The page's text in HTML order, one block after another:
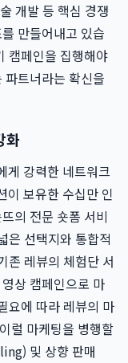
개발 등 핵심 경쟁
만들어내고 있습
캠페인을 집행해야
파트너라는 확신을
화
게 강력한 네트워크
이 보유한 수십만 인
의 전문 숏폼 서비
은 선택지와 통합적
존 레뷰의 체험단 서
상 캠페인으로 마
요에 따라 레뷰의 마
럴 마케팅을 병행할
및 상향 판매